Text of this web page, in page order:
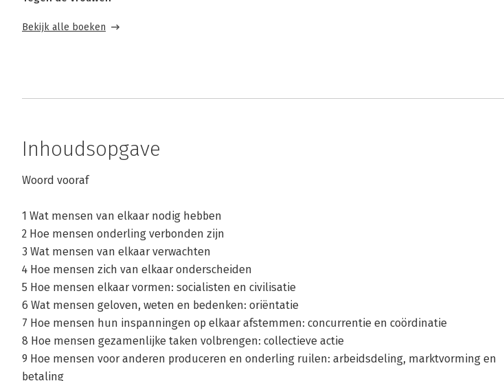
Bekijk alle boeken
Inhoudsopgave
Woord vooraf
1 Wat mensen van elkaar nodig hebben
2 Hoe mensen onderling verbonden zijn
3 Wat mensen van elkaar verwachten
4 Hoe mensen zich van elkaar onderscheiden
5 Hoe mensen elkaar vormen: socialisten en civilisatie
6 Wat mensen geloven, weten en bedenken: oriëntatie
7 Hoe mensen hun inspanningen op elkaar afstemmen: concurrentie en coördinatie
8 Hoe mensen gezamenlijke taken volbrengen: collectieve actie
9 Hoe mensen voor anderen produceren en onderling ruilen: arbeidsdeling, marktvorming en
betaling